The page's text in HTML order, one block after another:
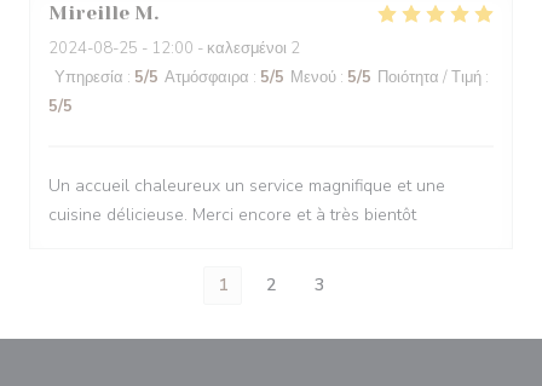
Mireille M
2024-08-25 - 12:00 - καλεσμένοι 2
Υπηρεσία : 5/5 Ατμόσφαιρα : 5/5 Μενού : 5/5 Ποιότητα / Τιμή :
5/5
Un accueil chaleureux un service magnifique et une
cuisine délicieuse. Merci encore et à très bientôt
1 2 3